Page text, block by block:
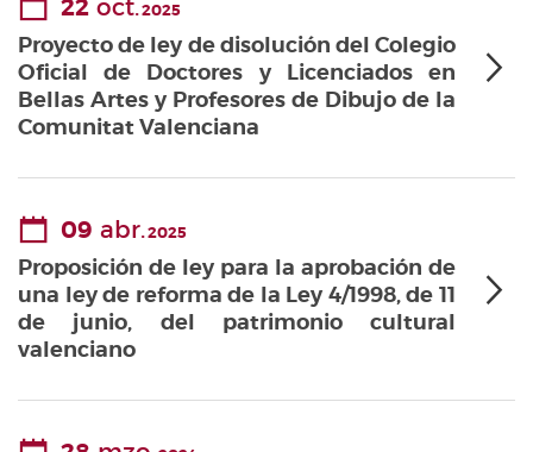
22 oct.2025
Proyecto de ley de disolución del Colegio
Oficial de Doctores y Licenciados en
Bellas Artes y Profesores de Dibujo de la
Comunitat Valenciana
09 abr.2025
Proposición de ley para la aprobación de
una ley de reforma de la Ley 4/1998, de 11
de junio, del patrimonio cultural
valenciano